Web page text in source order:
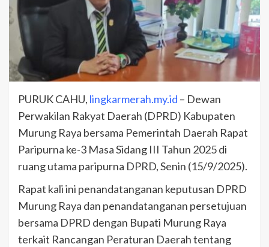
PURUK CAHU, lingkarmerah.my.id – Dewan
Perwakilan Rakyat Daerah (DPRD) Kabupaten
Murung Raya bersama Pemerintah Daerah Rapat
Paripurna ke-3 Masa Sidang III Tahun 2025 di
ruang utama paripurna DPRD, Senin (15/9/2025).
Rapat kali ini penandatanganan keputusan DPRD
Murung Raya dan penandatanganan persetujuan
bersama DPRD dengan Bupati Murung Raya
terkait Rancangan Peraturan Daerah tentang